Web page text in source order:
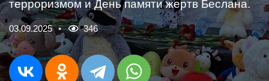
терроризмом и День памяти жертв Беслана.
03.09.2025 346